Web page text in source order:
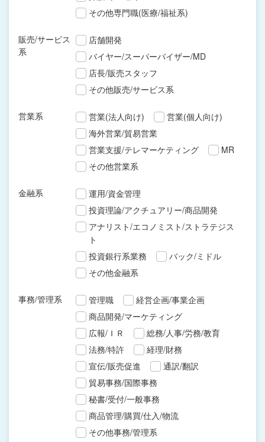
その他専門職(医療/福祉系)
販売/サービス
系
店舗開発
バイヤー/スーパーバイザー/MD
店長/販売スタッフ
その他販売/サービス系
営業系 営業(法人向け)
営業(個人向け)
海外営業/貿易営業
営業支援/テレマーケティング
MR
その他営業系
金融系
運用/資金管理
投資理論/アクチュアリー/商品開発
アナリスト/エコノミスト/ストラテジス
ト
投資銀行系業務
バック/ミドル
その他金融系
事務/管理系 管理職
経営企画/事業企画
商品開発/マーケティング
広報/ＩＲ
総務/人事/労務/教育
法務/特許
経理/財務
宣伝/販売促進
通訳/翻訳
貿易事務/国際事務
秘書/受付/一般事務
商品管理/購買/仕入/物流
その他事務/管理系